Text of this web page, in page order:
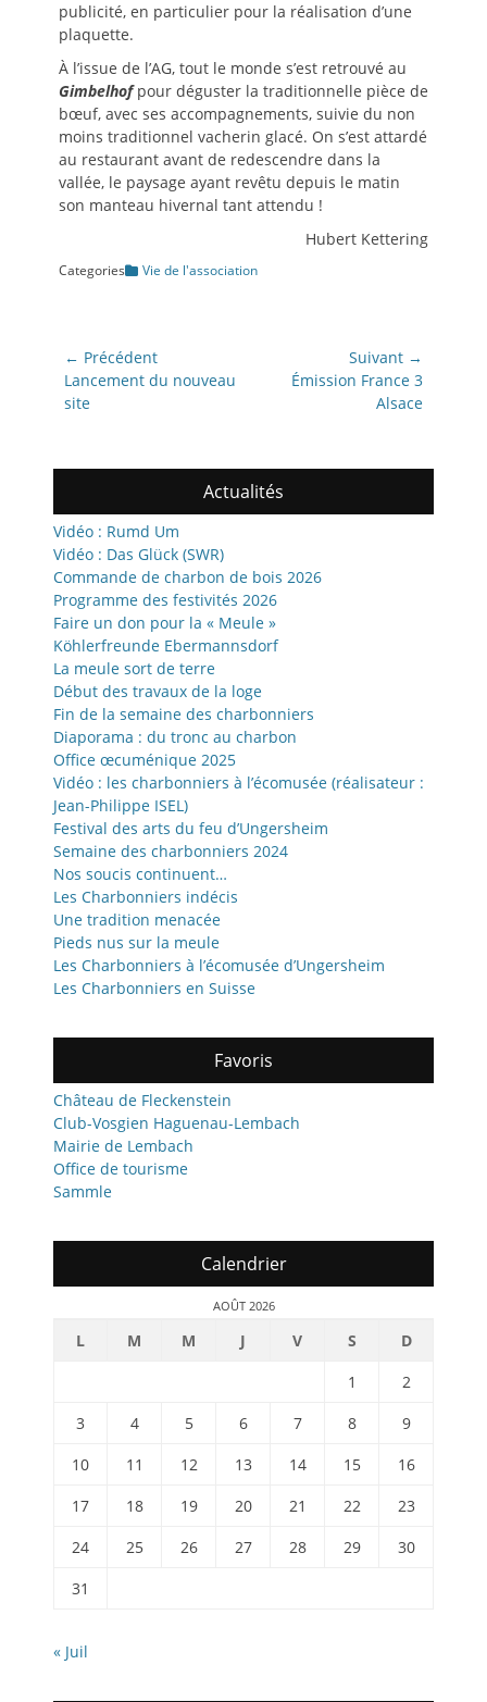
publicité, en particulier pour la réalisation d’une
plaquette.
À l’issue de l’AG, tout le monde s’est retrouvé au
Gimbelhofpour déguster la traditionnelle pièce de
bœuf, avec ses accompagnements, suivie du non
moins traditionnel vacherin glacé. On s’est attardé
au restaurant avant de redescendre dans la
vallée, le paysage ayant revêtu depuis le matin
son manteau hivernal tant attendu !
Hubert Kettering
Categories Vie de l'association
Navigation
de
l’article
← Précédent
Article
précédent:
Lancement du nouveau
site
Suivant →
Émission France 3
Alsace
Actualités
Vidéo : Rumd Um
Vidéo : Das Glück (SWR)
Commande de charbon de bois 2026
Programme des festivités 2026
Faire un don pour la « Meule »
Köhlerfreunde Ebermannsdorf
La meule sort de terre
Début des travaux de la loge
Fin de la semaine des charbonniers
Diaporama : du tronc au charbon
Office œcuménique 2025
Vidéo : les charbonniers à l’écomusée (réalisateur :
Jean-Philippe ISEL)
Festival des arts du feu d’Ungersheim
Semaine des charbonniers 2024
Nos soucis continuent…
Les Charbonniers indécis
Une tradition menacée
Pieds nus sur la meule
Les Charbonniers à l’écomusée d’Ungersheim
Les Charbonniers en Suisse
Favoris
Château de Fleckenstein
Club-Vosgien Haguenau-Lembach
Mairie de Lembach
Office de tourisme
Sammle
Calendrier
AOÛT 2026
L M M J V S
D
1
2
3
4 5 6 7 8
9
10
11 12 13 14 15
16
17
18 19 20 21 22
23
24
25 26 27 28 29
30
31
« Juil